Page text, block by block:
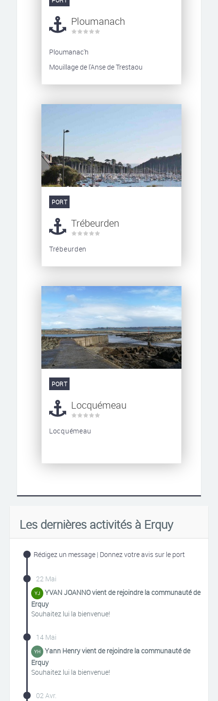
Ploumanach
Ploumanac'h
Mouillage de l'Anse de Trestaou
PORT
Trébeurden
Trébeurden
PORT
Locquémeau
Locquémeau
Les dernières activités à Erquy
Rédigez un message | Donnez votre avis sur le port
22 Mai
YVAN JOANNO vient de rejoindre la communauté de
Erquy
Souhaitez lui la bienvenue!
14 Mai
Yann Henry vient de rejoindre la communauté de
Erquy
Souhaitez lui la bienvenue!
02 Avr.